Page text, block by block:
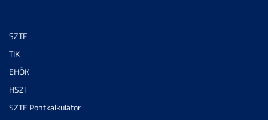
SZTE
TIK
EHÖK
HSZI
SZTE Pontkalkulátor